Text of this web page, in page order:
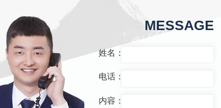
MESSAGE
姓名：
电话：
内容：